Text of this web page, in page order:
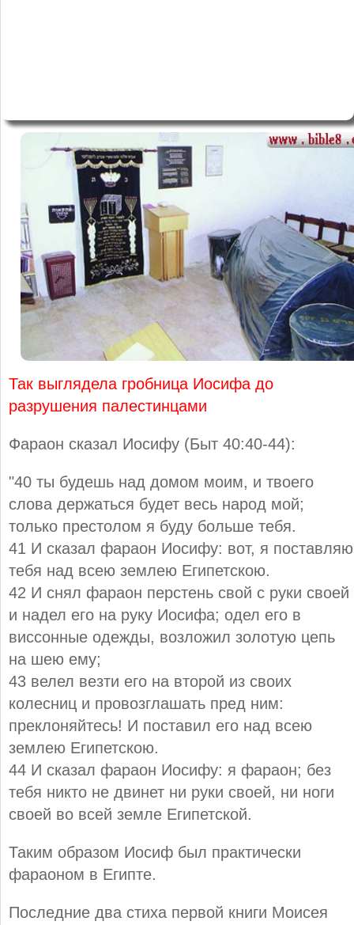
Так выглядела гробница Иосифа до
разрушения палестинцами
Фараон сказал Иосифу (Быт 40:40-44):
"40 ты будешь над домом моим, и твоего
слова держаться будет весь народ мой;
только престолом я буду больше тебя.
41 И сказал фараон Иосифу: вот, я поставляю
тебя над всею землею Египетскою.
42 И снял фараон перстень свой с руки своей
и надел его на руку Иосифа; одел его в
виссонные одежды, возложил золотую цепь
на шею ему;
43 велел везти его на второй из своих
колесниц и провозглашать пред ним:
преклоняйтесь! И поставил его над всею
землею Египетскою.
44 И сказал фараон Иосифу: я фараон; без
тебя никто не двинет ни руки своей, ни ноги
своей во всей земле Египетской.
Таким образом Иосиф был практически
фараоном в Египте.
Последние два стиха первой книги Моисея